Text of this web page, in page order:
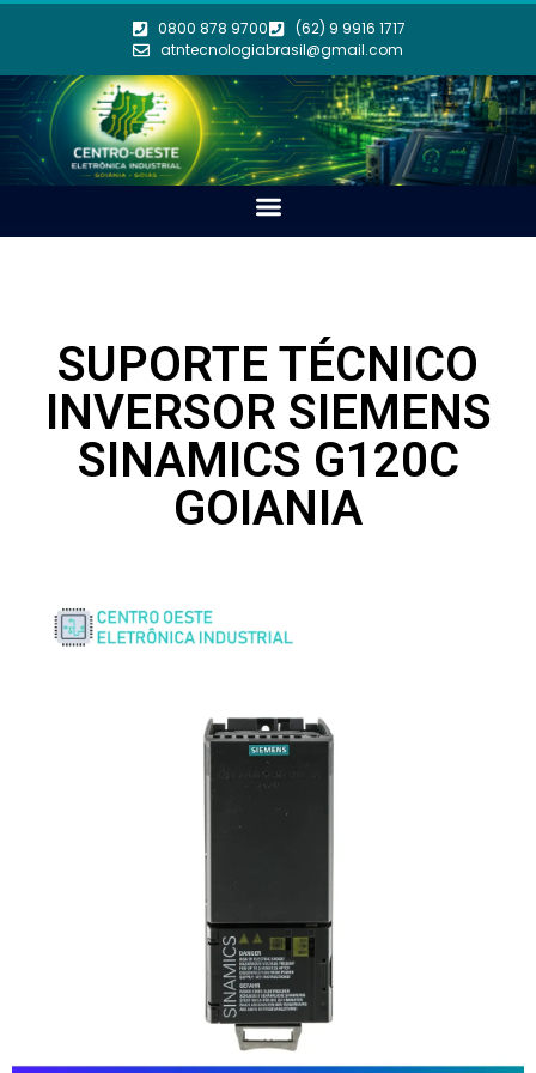
0800 878 9700
(62) 9 9916 1717
atntecnologiabrasil@gmail.com
SUPORTE TÉCNICO
INVERSOR SIEMENS
SINAMICS G120C
GOIANIA